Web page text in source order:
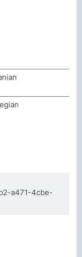
a471-4cbe-